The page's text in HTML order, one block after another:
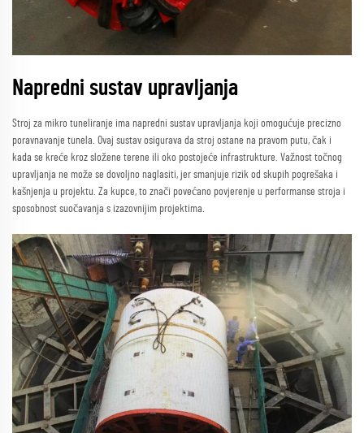
Napredni sustav upravljanja
Stroj za mikro tuneliranje ima napredni sustav upravljanja koji omogućuje precizno
poravnavanje tunela. Ovaj sustav osigurava da stroj ostane na pravom putu, čak i
kada se kreće kroz složene terene ili oko postojeće infrastrukture. Važnost točnog
upravljanja ne može se dovoljno naglasiti, jer smanjuje rizik od skupih pogrešaka i
kašnjenja u projektu. Za kupce, to znači povećano povjerenje u performanse stroja i
sposobnost suočavanja s izazovnijim projektima.